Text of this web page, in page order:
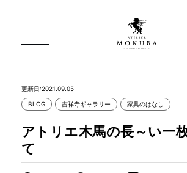
更新日:2021.09.05
BLOG 吉祥寺ギャラリー 家具のはなし
アトリエ木馬の長～い一
て